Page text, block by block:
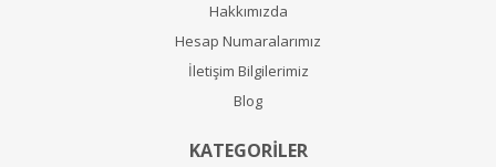
Hakkımızda
Hesap Numaralarımız
İletişim Bilgilerimiz
Blog
KATEGORİLER